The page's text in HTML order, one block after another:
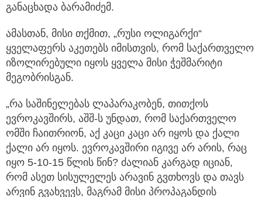
განაცხადა ბარამიძემ.
ამასთან, მისი თქმით, „რუსი ოლიგარქი“
ყველაფერს აკეთებს იმისთვის, რომ საქართველო
იზოლირებული იყოს ყველა მისი ჭეშმარიტი
მეგობრისგან.
„რა საშინელებას ლაპარაკობენ, თითქოს
ევროკავშირს, აშშ-ს უნდათ, რომ საქართველო
ომში ჩაითრიონ, აქ კაცი კაცი არ იყოს და ქალი
ქალი არ იყოს. ევროკავშირი იგივე არ არის, რაც
იყო 5-10-15 წლის წინ? ძალიან კარგად იციან,
რომ ასეთ სისულელეს არავინ გვთხოვს და თავს
არვინ გვახვევს, მაგრამ მისი პროპაგანდის